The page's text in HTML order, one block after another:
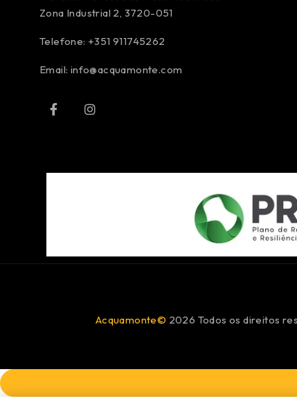
Zona Industrial 2, 3720-051
Telefone: +351 911745262
Email: info@acquamonte.com
Acquamonte© 2026 Todos os direitos